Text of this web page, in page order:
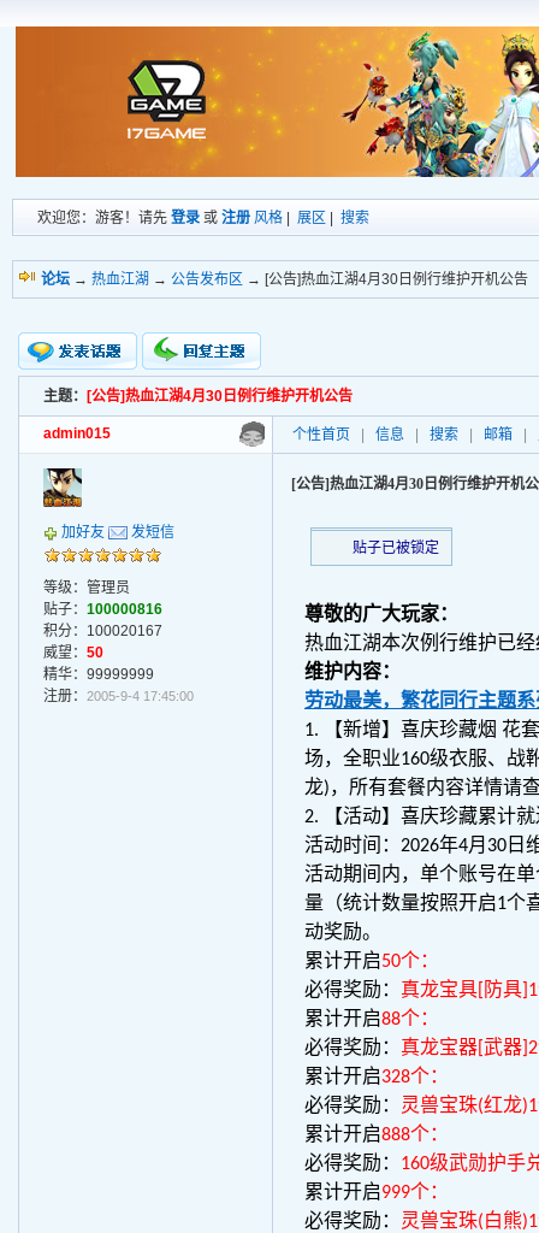
欢迎您：游客！请先 登录 或 注册 风格 展区 搜索
论坛 → 热血江湖 → 公告发布区 → [公告]热血江湖4月30日例行维护开机公告
新的主题
投票帖
小字报
主题： [公告]热血江湖4月30日例行维护开机公告
admin015 个性首页 信息 搜索 邮箱
加好友 发短信
等级：管理员
贴子： 100000816
积分：100020167
威望： 50
精华：99999999
注册： 2005-9-4 17:45:00
[公告]热血江湖4月30日例行维护开机
贴子已被锁定
尊敬的广大玩家：
热血江湖本次例行维护已
维护内容：
劳动最美，繁花同行主题
1. 【新增】喜庆珍藏烟 花
场，全职业160级衣服、战
龙)，所有套餐内容详情请
2. 【活动】喜庆珍藏累计
活动时间：2026年4月30日
活动期间内，单个账号在
量（统计数量按照开启1个
动奖励。
累计开启50个：
必得奖励： 真龙宝具[防具
累计开启88个：
必得奖励： 真龙宝器[武器
累计开启328个：
必得奖励： 灵兽宝珠(红龙
累计开启888个：
必得奖励： 160级武勋护手
累计开启999个：
必得奖励： 灵兽宝珠(白熊